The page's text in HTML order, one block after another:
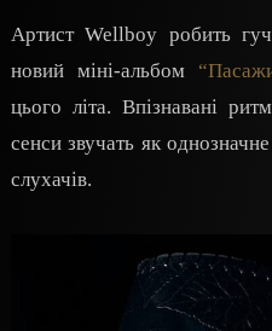
Артист Wellboy робить
новий міні-альбом
цього літа. Впізнавані
сенси звучать як
слухачів.